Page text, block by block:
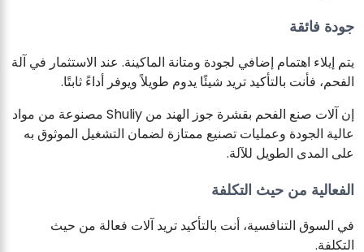
جودة فائقة
يتم إيلاء اهتمام إضافي لجودة ومتانة الماكينة. عند الاستثمار في آلة
الفحم، فأنت بالتأكيد تريد شيئًا يدوم طويلاً ويوفر أداءً ثابتًا.
إن آلات صنع الفحم بقشرة جوز الهند من Shuliy مصنوعة من مواد
عالية الجودة وعمليات تصنيع ممتازة لضمان التشغيل الموثوق به
على المدى الطويل للآلة.
الفعالية من حيث التكلفة
في السوق التنافسية، أنت بالتأكيد تريد آلات فعالة من حيث
التكلفة.